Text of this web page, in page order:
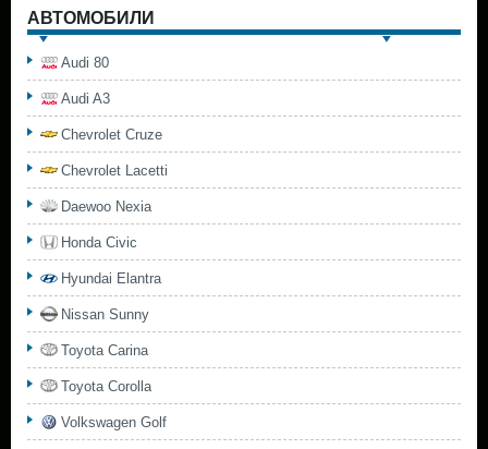
АВТОМОБИЛИ
Audi 80
Audi A3
Chevrolet Cruze
Chevrolet Lacetti
Daewoo Nexia
Honda Civic
Hyundai Elantra
Nissan Sunny
Toyota Carina
Toyota Corolla
Volkswagen Golf